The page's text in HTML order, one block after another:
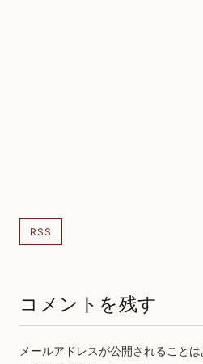
RSS
コメントを残す
メールアドレスが公開されることは